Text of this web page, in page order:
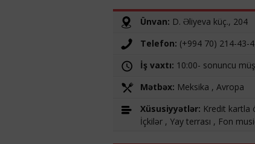
Ünvan: D. Əliyeva küç., 204
Telefon: (+994 70) 214-43-
İş vaxtı: 10:00- sonuncu
Mətbəx: Meksika , Avropa
Xüsusiyyətlər: Kredit kartla
İçkilər , Yay terrası , Fon